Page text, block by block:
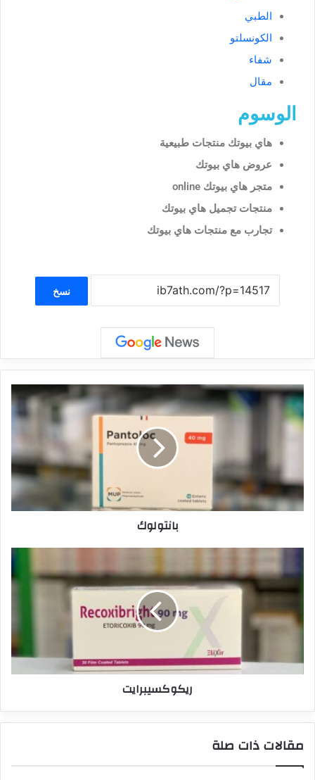
الطبي
الكونسلتو
شفاء
مقال
الوسوم
هاي بيوتك منتجات طبيعية
عروض هاي بيوتك
متجر هاي بيوتك online
منتجات تجميل هاي بيوتك
تجارب مع منتجات هاي بيوتك
نسخ
بانتولوك
ريكوكسيبرايت
مقالات ذات صلة